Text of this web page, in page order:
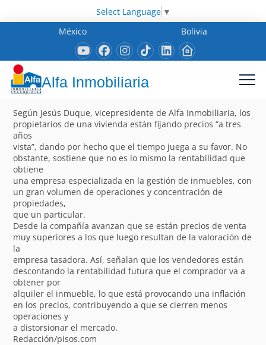
Select Language ▼
México
Bolivia
Alfa Inmobiliaria
Según Jesús Duque, vicepresidente de Alfa Inmobiliaria, los
propietarios de una vivienda están fijando precios “a tres
años
vista”, dando por hecho que el tiempo juega a su favor. No
obstante, sostiene que no es lo mismo la rentabilidad que
obtiene
una empresa especializada en la gestión de inmuebles, con
un gran volumen de operaciones y concentración de
propiedades,
que un particular.
Desde la compañía avanzan que se están precios de venta
muy superiores a los que luego resultan de la valoración de
la
empresa tasadora. Así, señalan que los vendedores están
descontando la rentabilidad futura que el comprador va a
obtener por
alquiler el inmueble, lo que está provocando una inflación
en los precios, contribuyendo a que se cierren menos
operaciones y
a distorsionar el mercado.
Redacción/pisos.com